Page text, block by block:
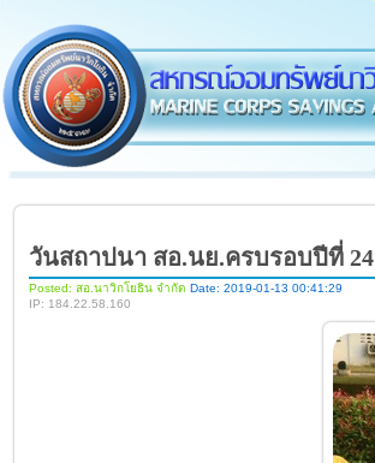
วันสถาปนา สอ.นย.ครบรอบปีที่ 24
Posted: สอ.นาวิกโยธิน จำกัด Date: 2019-01-13 00:41:29
IP: 184.22.58.160